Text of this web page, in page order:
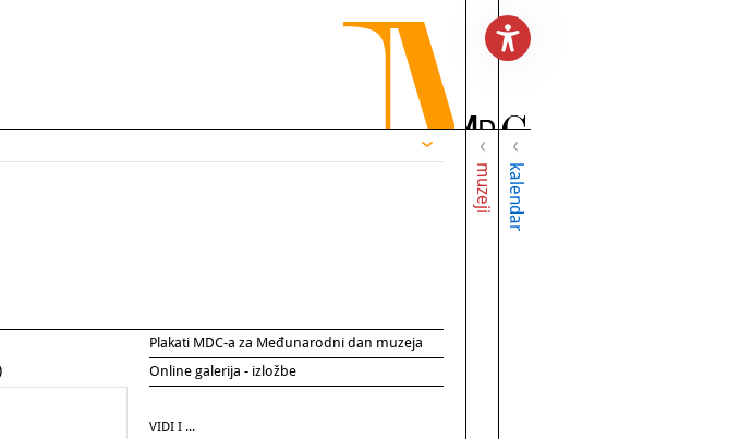
muzeji kalendar
Plakati MDC-a za Međunarodni dan muzeja
Online galerija - izložbe
VIDI I ...